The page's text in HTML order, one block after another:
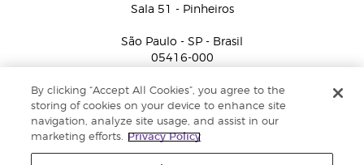
Sala 51 - Pinheiros
São Paulo - SP - Brasil
05416-000
Independente (ligação gratuita):
+55-0800-878-4050
By clicking “Accept All Cookies”, you agree to the
storing of cookies on your device to enhance site
navigation, analyze site usage, and assist in our
marketing efforts.
Privacy Policy